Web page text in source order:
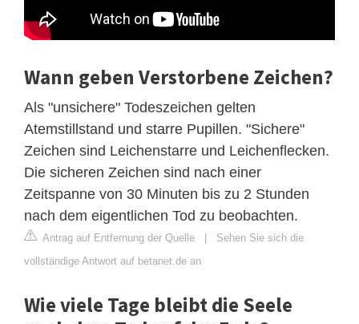
Wann geben Verstorbene Zeichen?
Als "unsichere" Todeszeichen gelten
Atemstillstand und starre Pupillen. "Sichere"
Zeichen sind Leichenstarre und Leichenflecken.
Die sicheren Zeichen sind nach einer
Zeitspanne von 30 Minuten bis zu 2 Stunden
nach dem eigentlichen Tod zu beobachten.
Antrag auf Entfernung der Quelle | Sehen Sie sich die
vollständige Antwort auf betanet.de an
Wie viele Tage bleibt die Seele